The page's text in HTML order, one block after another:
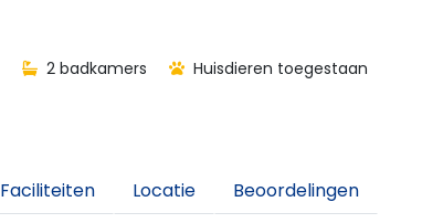
2 badkamers
Huisdieren toegestaan
Faciliteiten Locatie
Beoordelingen